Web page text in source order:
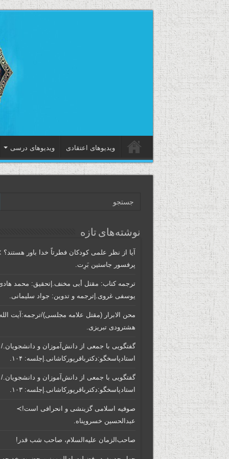
ویدیوهای اعتقادی ویدیوهای درسی
نوشته‌های تازه
آیا از نظر علمی کودکان فطرتاً خدا باور هستند؟
پرفسور جاستین بَرِت.
ترجمه کتاب: مقتل أبی مخنف.|تحقیق: محمد
یوسفی غروی.|ترجمه و تدوین: جواد سلیمانی.
محن الابرار (مقتل علامه مجلسی)/ترجمه:آیت الله
هشترودی تبریزی.
گفتگویی‌ با جمعی‌ از دانش‌آموزان‌ و دانشجویان./
استادپاسخگو:دکترباقر‌پورکاشانی.|جلسه: ۱۰۴.
گفتگویی‌ با جمعی‌ از دانش‌آموزان‌ و دانشجویان./
استادپاسخگو:دکترباقر‌پورکاشانی.|جلسه: ۱۰۳.
صوفیه اسلامی گزینشی و انحرافی است!≻
عبدالحسین خسروپناه.
صاحب‌الزمان علیه‌السلام، صاحب شب قدر!